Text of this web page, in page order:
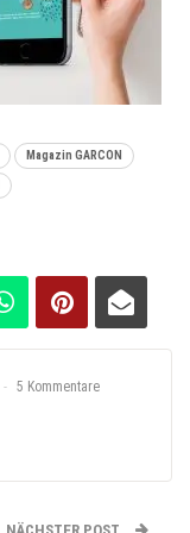
Magazin GARCON
5 Kommentare